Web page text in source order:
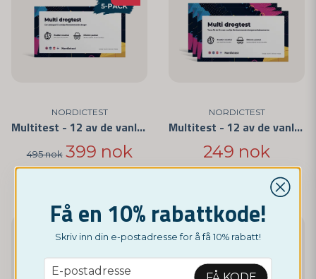
NORDICTEST
Multitest - 12 av de vanligste medikamentene 5-pakning
495 nok 399 nok
NORDICTEST
Multitest - 12 av de vanligste medikamentene 3-pakning
249 nok
Få en 10% rabattkode!
Skriv inn din e-postadresse for å få 10% rabatt!
email
E-postadresse